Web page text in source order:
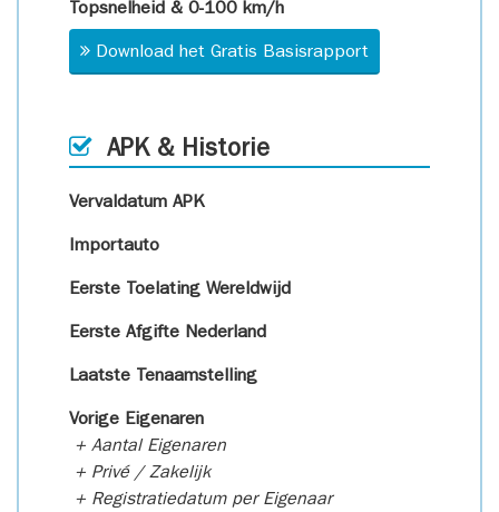
Topsnelheid & 0-100 km/h
Download het Gratis Basisrapport
APK & Historie
Vervaldatum APK
Importauto
Eerste Toelating Wereldwijd
Eerste Afgifte Nederland
Laatste Tenaamstelling
Vorige Eigenaren
+ Aantal Eigenaren
+ Privé / Zakelijk
+ Registratiedatum per Eigenaar